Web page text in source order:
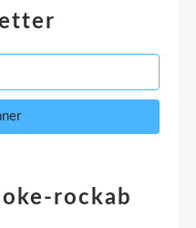
rockab